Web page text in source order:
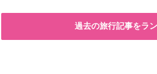
過去の旅行記事をラ